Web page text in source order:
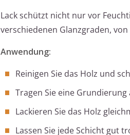
Lack schützt nicht nur vor
verschiedenen Glanzgraden,
Anwendung:
Reinigen Sie das Holz und
Tragen Sie eine
Lackieren Sie das Holz
Lassen Sie jede Schicht gut